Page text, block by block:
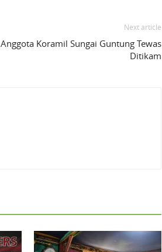
Next article
Anggota Koramil Sungai Guntung Tewas
Ditikam